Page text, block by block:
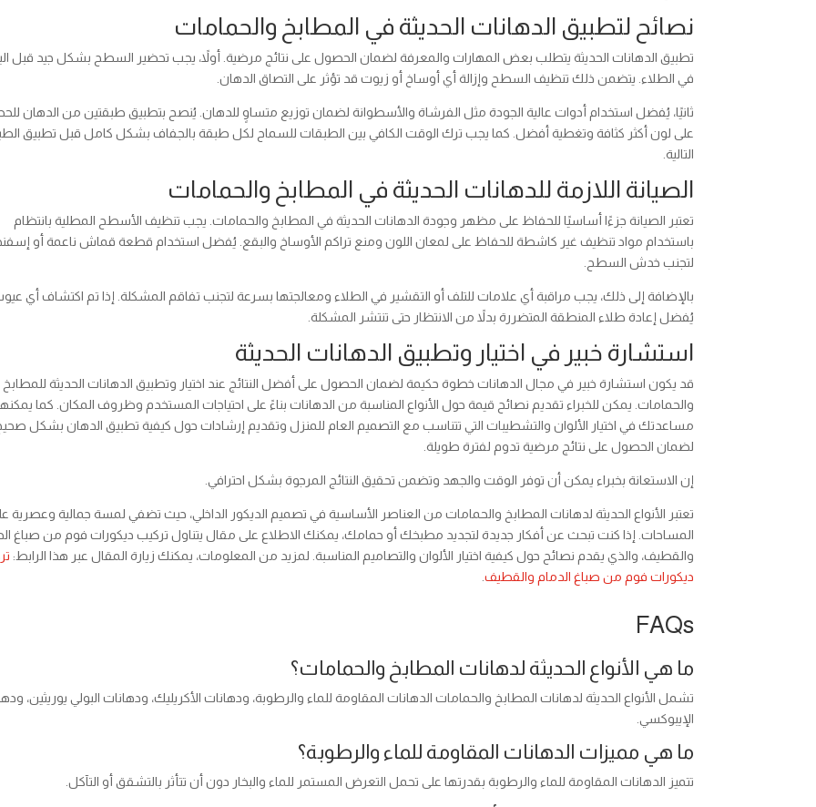
نصائح لتطبيق الدهانات الحديثة في المطابخ والحمامات
تطبيق الدهانات الحديثة يتطلب بعض المهارات والمعرفة لضمان الحصول على نتائج مرضية. أولاً، يجب تحضير السطح بشكل جيد قبل
في الطلاء. يتضمن ذلك تنظيف السطح وإزالة أي أوساخ أو زيوت قد تؤثر على التصاق الدهان.
ثانيًا، يُفضل استخدام أدوات عالية الجودة مثل الفرشاة والأسطوانة لضمان توزيع متساوٍ للدهان. يُنصح بتطبيق طبقتين من الدهان
على لون أكثر كثافة وتغطية أفضل. كما يجب ترك الوقت الكافي بين الطبقات للسماح لكل طبقة بالجفاف بشكل كامل قبل تطبيق
التالية.
الصيانة اللازمة للدهانات الحديثة في المطابخ والحمامات
تعتبر الصيانة جزءًا أساسيًا للحفاظ على مظهر وجودة الدهانات الحديثة في المطابخ والحمامات. يجب تنظيف الأسطح المطلية بانتظام
باستخدام مواد تنظيف غير كاشطة للحفاظ على لمعان اللون ومنع تراكم الأوساخ والبقع. يُفضل استخدام قطعة قماش ناعمة أو
لتجنب خدش السطح.
بالإضافة إلى ذلك، يجب مراقبة أي علامات للتلف أو التقشير في الطلاء ومعالجتها بسرعة لتجنب تفاقم المشكلة. إذا تم اكتشاف أي
يُفضل إعادة طلاء المنطقة المتضررة بدلاً من الانتظار حتى تنتشر المشكلة.
استشارة خبير في اختيار وتطبيق الدهانات الحديثة
قد يكون استشارة خبير في مجال الدهانات خطوة حكيمة لضمان الحصول على أفضل النتائج عند اختيار وتطبيق الدهانات الحديثة للمطابخ
والحمامات. يمكن للخبراء تقديم نصائح قيمة حول الأنواع المناسبة من الدهانات بناءً على احتياجات المستخدم وظروف المكان. كما
مساعدتك في اختيار الألوان والتشطيبات التي تتناسب مع التصميم العام للمنزل وتقديم إرشادات حول كيفية تطبيق الدهان بشكل
لضمان الحصول على نتائج مرضية تدوم لفترة طويلة.
إن الاستعانة بخبراء يمكن أن توفر الوقت والجهد وتضمن تحقيق النتائج المرجوة بشكل احترافي.
تعتبر الأنواع الحديثة لدهانات المطابخ والحمامات من العناصر الأساسية في تصميم الديكور الداخلي، حيث تضفي لمسة جمالية وعصرية
المساحات. إذا كنت تبحث عن أفكار جديدة لتجديد مطبخك أو حمامك، يمكنك الاطلاع على مقال يتناول تركيب ديكورات فوم من صباغ
والقطيف، والذي يقدم نصائح حول كيفية اختيار الألوان والتصاميم المناسبة. لمزيد من المعلومات، يمكنك زيارة المقال عبر هذا الرابط:
ديكورات فوم من صباغ الدمام والقطيف.
FAQs
ما هي الأنواع الحديثة لدهانات المطابخ والحمامات؟
تشمل الأنواع الحديثة لدهانات المطابخ والحمامات الدهانات المقاومة للماء والرطوبة، ودهانات الأكريليك، ودهانات البولي يوريثين،
الإيبوكسي.
ما هي مميزات الدهانات المقاومة للماء والرطوبة؟
تتميز الدهانات المقاومة للماء والرطوبة بقدرتها على تحمل التعرض المستمر للماء والبخار دون أن تتأثر بالتشقق أو التآكل.